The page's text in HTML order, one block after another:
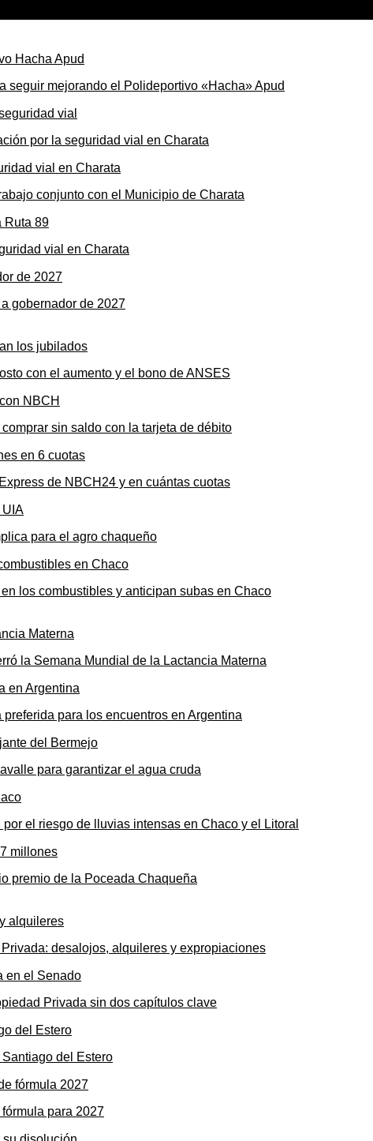
seguir mejorando el Polideportivo «Hacha» Apud
por la seguridad vial en Charata
conjunto con el Municipio de Charata
vial en Charata
gobernador de 2027
con el aumento y el bono de ANSES
sin saldo con la tarjeta de débito
de NBCH24 y en cuántas cuotas
para el agro chaqueño
los combustibles y anticipan subas en Chaco
la Semana Mundial de la Lactancia Materna
para los encuentros en Argentina
para garantizar el agua cruda
el riesgo de lluvias intensas en Chaco y el Litoral
premio de la Poceada Chaqueña
desalojos, alquileres y expropiaciones
Privada sin dos capítulos clave
del Estero
para 2027